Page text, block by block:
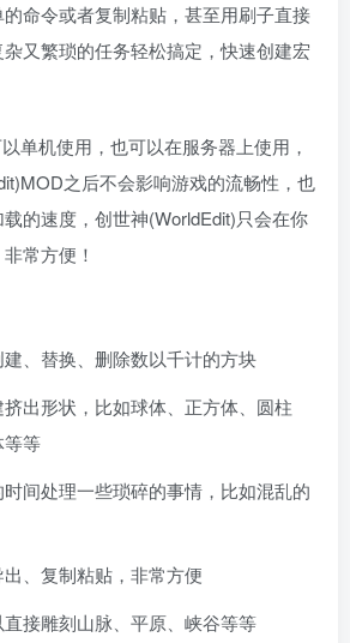
命令或者复制粘贴，甚至用刷子直接
又繁琐的任务轻松搞定，快速创建宏
单机使用，也可以在服务器上使用，
之后不会影响游戏的流畅性，也
的速度，创世神(WorldEdit)只会在你
常方便！
、替换、删除数以千计的方块
出形状，比如球体、正方体、圆柱
等等
间处理一些琐碎的事情，比如混乱的
、复制粘贴，非常方便
接雕刻山脉、平原、峡谷等等